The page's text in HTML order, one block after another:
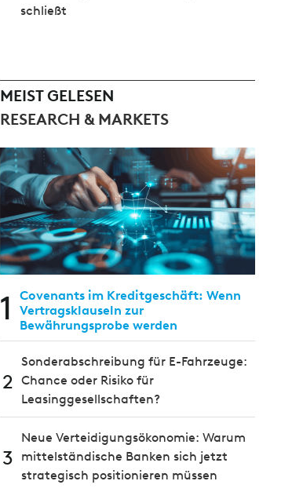
schließt
MEIST GELESEN
RESEARCH & MARKETS
1
Covenants im Kreditgeschäft: Wenn
Vertragsklauseln zur
Bewährungsprobe werden
2
Sonderabschreibung für E-Fahrzeuge:
Chance oder Risiko für
Leasinggesellschaften?
3
Neue Verteidigungsökonomie: Warum
mittelständische Banken sich jetzt
strategisch positionieren müssen